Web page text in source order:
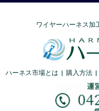
ワイヤーハーネス加
ハーネス市場とは | 購入方法|